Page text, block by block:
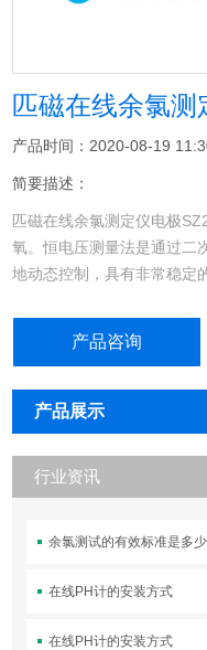
匹磁在线余氯测
产品时间：2020-08-19
简要描述：
匹磁在线余氯测定仪电极
氧。恒电压测量法是通过二
地动态控制，具有非常稳定
产品咨询
产品展示
行业资讯
余氯测试的有效标准是多少
在线PH计的安装方式
在线PH计的安装方式